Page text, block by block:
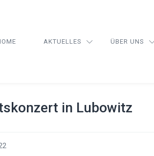
AKTUELLES ÜBER UNS
in Lubowitz